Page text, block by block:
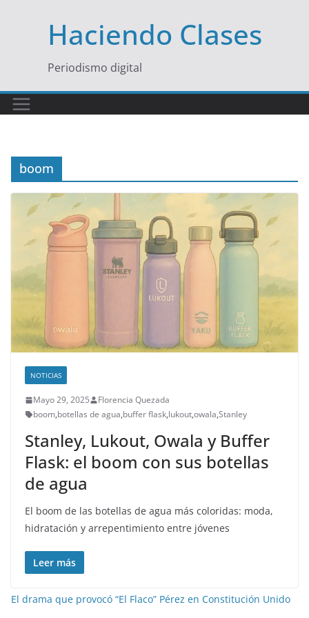
contenidoHaciendo Clases
Periodismo digital
boom
NOTICIAS
Mayo 29, 2025
Florencia Quezada
boom,botellas de agua,buffer flask,lukout,owala,Stanley
Stanley, Lukout, Owala y Buffer
Flask: el boom con sus botellas
de agua
El boom de las botellas de agua más coloridas: moda,
hidratación y arrepentimiento entre jóvenes
Leer más
El drama que provocó “El Flaco” Pérez en Constitución Unido